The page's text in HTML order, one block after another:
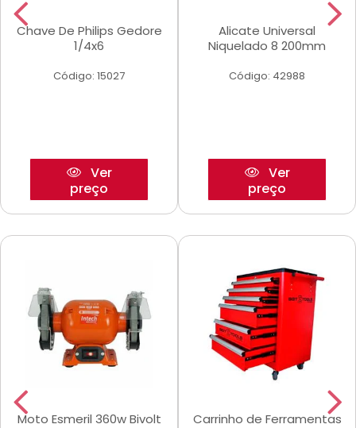
Chave De Philips Gedore
1/4x6
Código: 15027
Ver
preço
Alicate Universal
Niquelado 8 200mm
Código: 42988
Ver
preço
Moto Esmeril 360w Bivolt
Carrinho de Ferramentas